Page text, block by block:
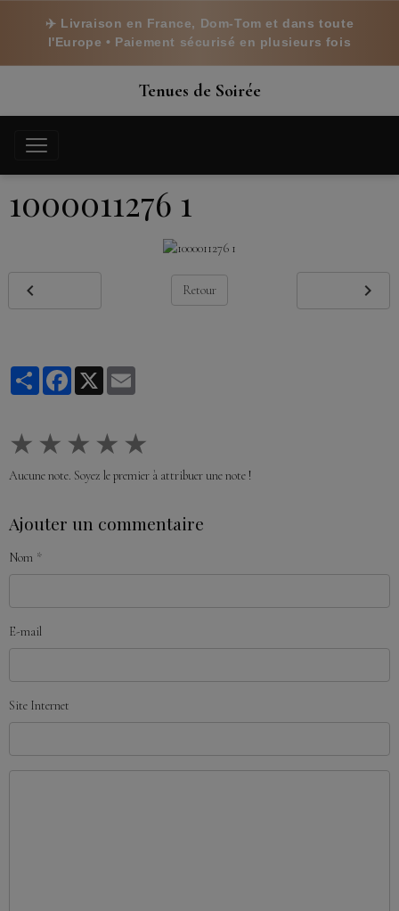
✈️ Livraison en France, Dom-Tom et dans toute
l'Europe • Paiement sécurisé en plusieurs fois
Tenues de Soirée
1000011276 1
Retour
PartagerFacebook
X
★ ★ ★ ★ ★
Aucune note. Soyez le premier à attribuer une note !
Ajouter un commentaire
Nom
E-mail
Site Internet